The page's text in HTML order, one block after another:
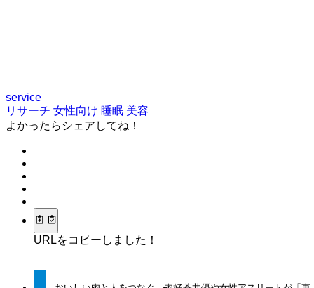
service
リサーチ 女性向け 睡眠 美容
よかったらシェアしてね！
URLをコピーしました！